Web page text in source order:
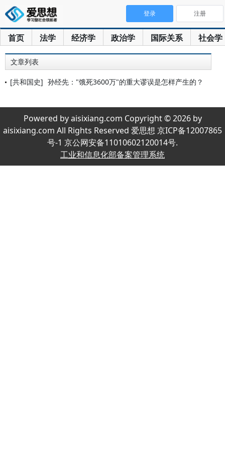
首页 法学 经济学 政治学 国际关系 社会学
登录 注册
文章列表
[共和国史] 孙经先："饿死3600万"的重大谬误是怎样产生的？
Powered by aisixiang.com Copyright © 2026 by
aisixiang.com All Rights Reserved 爱思想 京ICP备12007865
号-1 京公网安备11010602120014号.
工业和信息化部备案管理系统